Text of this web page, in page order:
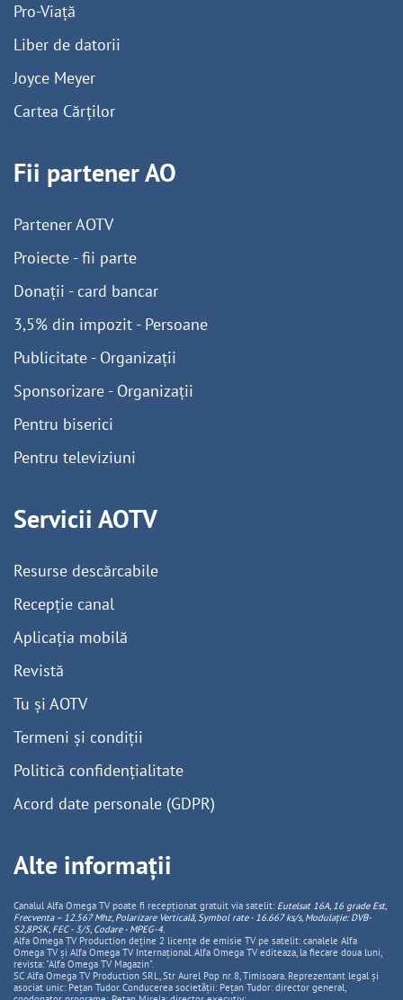
Pro-Viață
Liber de datorii
Joyce Meyer
Cartea Cărților
Fii partener AO
Partener AOTV
Proiecte - fii parte
Donații - card bancar
3,5% din impozit - Persoane
Publicitate - Organizații
Sponsorizare - Organizații
Pentru biserici
Pentru televiziuni
Servicii AOTV
Resurse descărcabile
Recepție canal
Aplicația mobilă
Revistă
Tu și AOTV
Termeni și condiții
Politică confidențialitate
Acord date personale (GDPR)
Alte informații
Canalul Alfa Omega TV poate fi recepționat gratuit via satelit: Eutelsat 16A, 16 grade Est,
Frecventa – 12.567 Mhz, PolarizareVerticală, Symbol rate - 16.667 ks/s, Modulație: DVB-
S2,8PSK, FEC - 3/5, Codare - MPEG-4.
Alfa Omega TV Production deține 2 licențe de emisie TV pe satelit: canalele Alfa
Omega TV și Alfa Omega TV Internațional. Alfa Omega TV editeaza, la fiecare doua luni,
revista: "Alfa Omega TV Magazin".
SC Alfa Omega TV Production SRL, Str Aurel Pop nr. 8, Timisoara. Reprezentant legal și
asociat unic: Pețan Tudor. Conducerea societății: Pețan Tudor: director general,